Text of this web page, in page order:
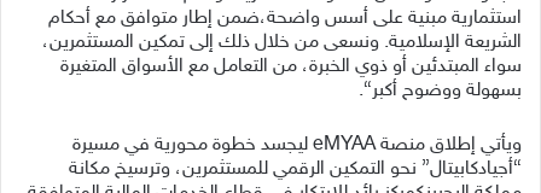
استثمارية مبنية على أسس واضحة،ضمن إطار متوافق مع أحكام
الشريعة الإسلامية. ونسعى من خلال ذلك إلى تمكين المستثمرين،
سواء المبتدئين أو ذوي الخبرة، من التعامل مع الأسواق المتغيرة
بسهولة ووضوح أكبر“.
ويأتي إطلاق منصة eMYAA ليجسد خطوة محورية في مسيرة
“أجيادكابيتال” نحو التمكين الرقمي للمستثمرين، وترسيخ مكانة